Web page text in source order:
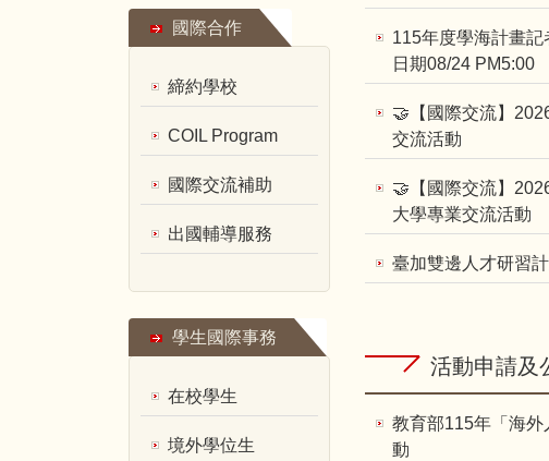
國際合作
締約學校
COIL Program
國際交流補助
出國輔導服務
學生國際事務
在校學生
境外學位生
115年度學海計畫
日期08/24 PM5:00
🤝【國際交流】
交流活動
🤝【國際交流】
大學專業交流活動
臺加雙邊人才研習
活動申請及
教育部115年「海
動